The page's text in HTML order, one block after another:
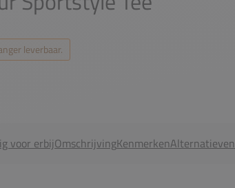
leverbaar.
voor erbijOmschrijvingKenmerkenAlternatieven